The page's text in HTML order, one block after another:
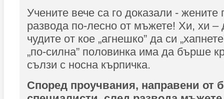
Учените вече са го доказали - жените
развода по-лесно от мъжете! Хи, хи –
чудите от кое „агнешко” да си
„по-силна” половинка има да бърше
сълзи с носна кърпичка.
Според проучвания, направени от